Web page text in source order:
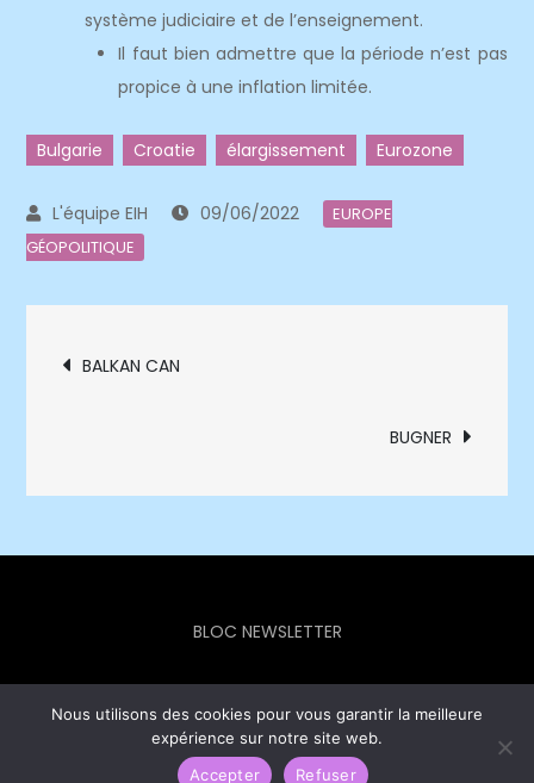
système judiciaire et de l’enseignement.
Il faut bien admettre que la période n’est pas
propice à une inflation limitée.
Bulgarie Croatie élargissement Eurozone
09/06/2022
EUROPE
GÉOPOLITIQUE
Navigation
l’article
BALKAN CAN
BUGNER
BLOC NEWSLETTER
Europe Info Hebdo © 2023 - Theme Focus Blog by
Creativ
Themes
Nous utilisons des cookies pour vous garantir la meilleure
expérience sur notre site web.
Accepter
Refuser